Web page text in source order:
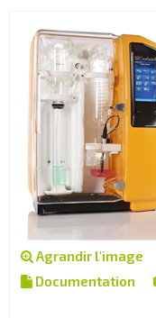
Agrandir l'image
Documentation